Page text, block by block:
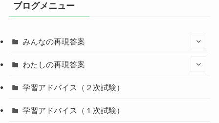
ブログメニュー
みんなの再現答案
わたしの再現答案
学習アドバイス（２次試験）
学習アドバイス（１次試験）